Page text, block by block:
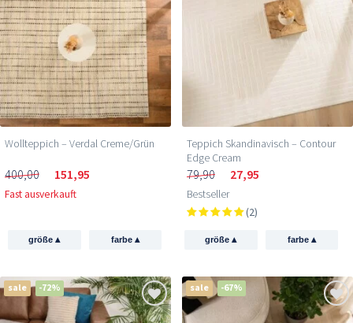
Wollteppich – Verdal Creme/Grün
400,00 151,95
Fast ausverkauft
größe▴ farbe ▴
Teppich Skandinavisch – Contour
Edge Cream
79,90 27,95
Bestseller
(2)
größe▴ farbe ▴
sale -72% sale -67%